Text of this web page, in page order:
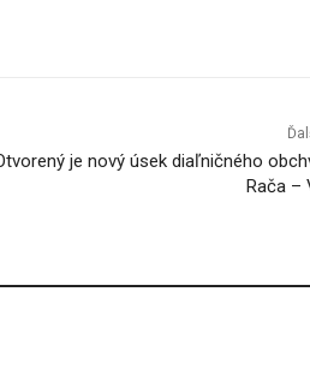
je nový úsek diaľničného
Rača –